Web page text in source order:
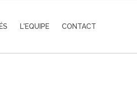
L'EQUIPE CONTACT